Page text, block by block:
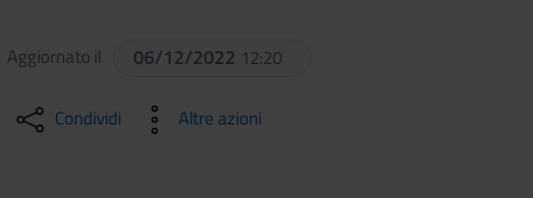
Aggiornato il 06/12/2022 12:20
Condividi Altre azioni